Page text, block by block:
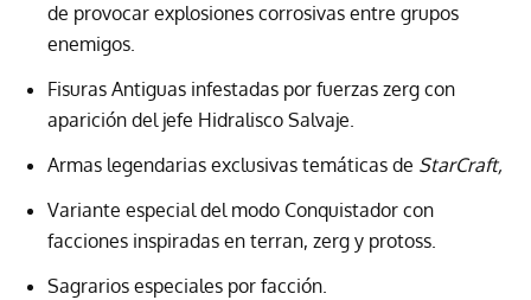
de provocar explosiones corrosivas entre grupos
enemigos.
Fisuras Antiguas infestadas por fuerzas zerg con
aparición del jefe Hidralisco Salvaje.
Armas legendarias exclusivas temáticas de StarCraft,
Variante especial del modo Conquistador con
facciones inspiradas en terran, zerg y protoss.
Sagrarios especiales por facción.